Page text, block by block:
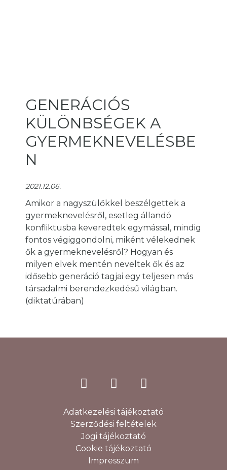
GENERÁCIÓS
KÜLÖNBSÉGEK A
GYERMEKNEVELÉSBE
N
2021.12.06.
Amikor a nagyszülőkkel beszélgettek a
gyermeknevelésről, esetleg állandó
konfliktusba keveredtek egymással, mindig
fontos végiggondolni, miként vélekednek
ők a gyermeknevelésről? Hogyan és
milyen elvek mentén neveltek ők és az
idősebb generáció tagjai egy teljesen más
társadalmi berendezkedésű világban.
(diktatúrában)
Adatkezelési tájékoztató
Szerződési feltételek
Jogi tájékoztató
Cookie tájékoztató
Impresszum